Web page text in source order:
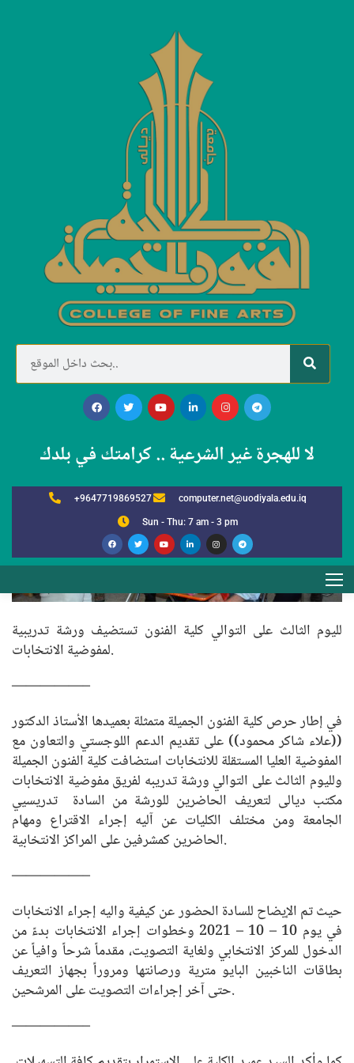
لا للهجرة غير الشرعية .. كرامتك في بلدك
+9647719869527 computer.net@uodiyala.edu.iq
Sun - Thu: 7 am - 3 pm
اخبار ونشاطات عامة
اخبار ونشاطات عامة
لليوم الثالث على التوالي كلية الفنون تستضيف ورشة تدريبية لمفوضية
لليوم الثالث على التوالي كلية الفنون
تستضيف ورشة تدريبية لمفوضية
الانتخابات.
اخبار ونشاطات عامة
لليوم الثالث على التوالي كلية الفنون تستضيف ورشة تدريبية
لمفوضية الانتخابات.
—————–
في إطار حرص كلية الفنون الجميلة متمثلة بعميدها الأستاذ الدكتور
((علاء شاكر محمود)) على تقديم الدعم اللوجستي والتعاون مع
المفوضية العليا المستقلة للانتخابات استضافت كلية الفنون الجميلة
ولليوم الثالث على التوالي ورشة تدريبه لفريق مفوضية الانتخابات
مكتب ديالى لتعريف الحاضرين للورشة من السادة تدريسيي
الجامعة ومن مختلف الكليات عن آليه إجراء الاقتراع ومهام
الحاضرين كمشرفين على المراكز الانتخابية.
—————–
حيث تم الإيضاح للسادة الحضور عن كيفية واليه إجراء الانتخابات
في يوم 10 – 10 – 2021 وخطوات إجراء الانتخابات بدءً من
الدخول للمركز الانتخابي ولغاية التصويت، مقدماً شرحاً وافياً عن
بطاقات الناخبين البايو مترية ورصانتها ومروراً بجهاز التعريف
حتى آخر إجراءات التصويت على المرشحين.
—————–